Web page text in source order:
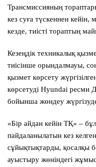
Трансмиссияның
кез суға түскеннен кейін,
кезде, тиісті тораптың
Кезеңдік техникалық
тиісінше орындалмауы,
қызмет көрсету
көрсетуді Hyundai ресми
бойынша жөндеу
«Бір айдан кейін ТҚ» –
пайдаланылатын кез
сұйықтықтарды, қосалқы
ауыстыру жөніндегі